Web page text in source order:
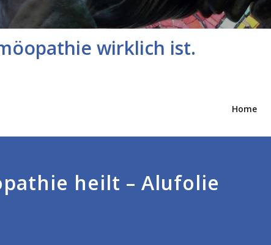
wirklich ist.
Home
heilt – Alufolie